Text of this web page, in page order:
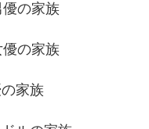
優の家族
優の家族
家族